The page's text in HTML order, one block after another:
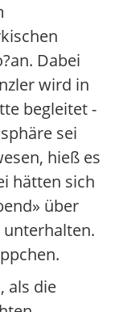
Dabei
wird in
begleitet -
sei
hieß es
hätten sich
über
als die